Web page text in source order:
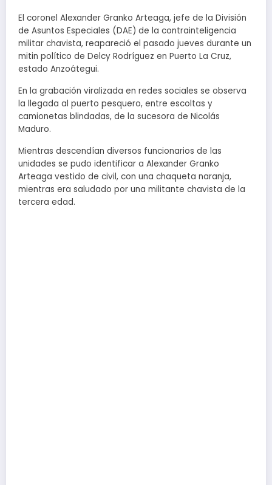
El coronel Alexander Granko Arteaga, jefe de la División
de Asuntos Especiales (DAE) de la contrainteligencia
militar chavista, reapareció el pasado jueves durante un
mitin político de Delcy Rodríguez en Puerto La Cruz,
estado Anzoátegui.
En la grabación viralizada en redes sociales se observa
la llegada al puerto pesquero, entre escoltas y
camionetas blindadas, de la sucesora de Nicolás
Maduro.
Mientras descendían diversos funcionarios de las
unidades se pudo identificar a Alexander Granko
Arteaga vestido de civil, con una chaqueta naranja,
mientras era saludado por una militante chavista de la
tercera edad.